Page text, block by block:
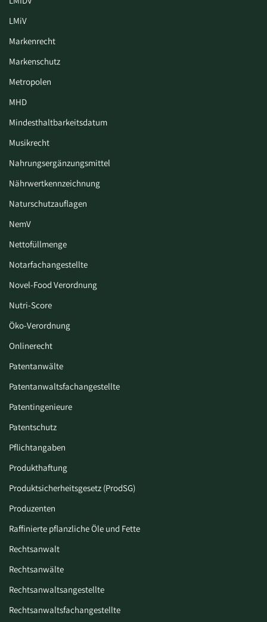
LMiV
Markenrecht
Markenschutz
Metropolen
MHD
Mindesthaltbarkeitsdatum
Musikrecht
Nahrungsergänzungsmittel
Nährwertkennzeichnung
Naturschutzauflagen
NemV
Nettofüllmenge
Notarfachangestellte
Novel-Food Verordnung
Nutri-Score
Öko-Verordnung
Onlinerecht
Patentanwälte
Patentanwaltsfachangestellte
Patentingenieure
Patentschutz
Pflichtangaben
Produkthaftung
Produktsicherheitsgesetz (ProdSG)
Produzenten
Raffinierte pflanzliche Öle und Fette
Rechtsanwalt
Rechtsanwälte
Rechtsanwaltsangestellte
Rechtsanwaltsfachangestellte